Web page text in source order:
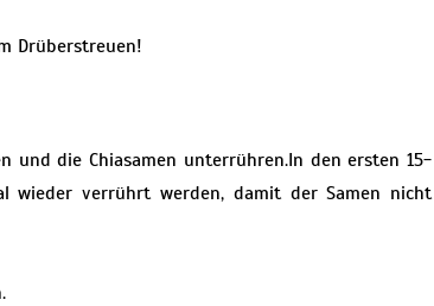
Drüberstreuen!
und die Chiasamen unterrühren.In den ersten 15-
wieder verrührt werden, damit der Samen nicht